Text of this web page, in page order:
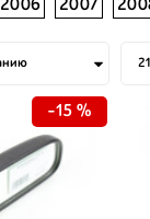
2006 2007
-15 %